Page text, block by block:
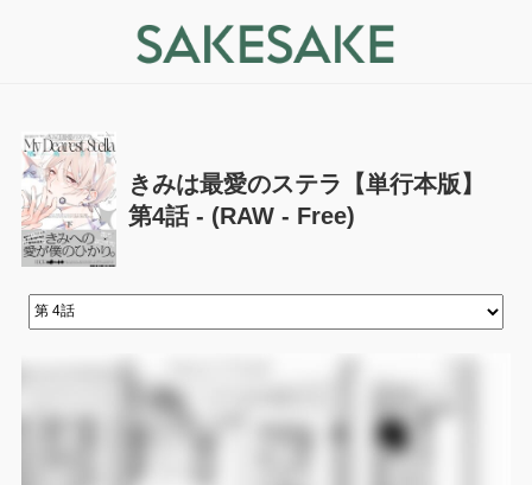
きみは最愛のステラ【単行本版】
第4話 - (RAW - Free)